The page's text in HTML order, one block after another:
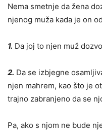
Nema smetnje da žena
njenog muža kada je on
1. Da joj to njen muž
2. Da se izbjegne
njen mahrem, kao što je
trajno zabranjeno da se
Pa, ako s njom ne bude